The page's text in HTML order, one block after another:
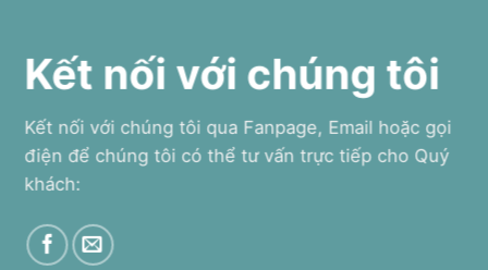
Kết nối với chúng tôi
Kết nối với chúng tôi qua Fanpage, Email hoặc gọi
điện để chúng tôi có thể tư vấn trực tiếp cho Quý
khách: